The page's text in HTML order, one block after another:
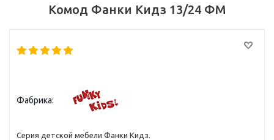
Комод Фанки Кидз 13/24 ФМ
Фабрика:
Серия детской мебели Фанки Кидз.